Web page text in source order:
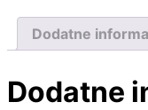
Dodatne
Dodatne